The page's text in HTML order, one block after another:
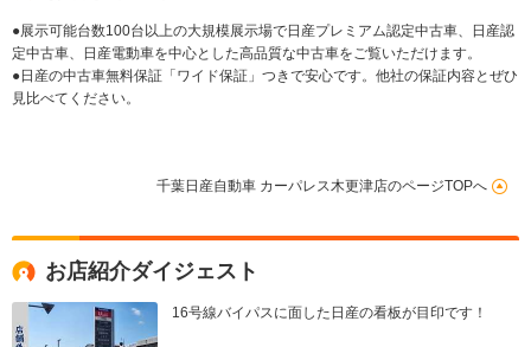
●展示可能台数100台以上の大規模展示場で日産プレミアム認定中古車、日産認
定中古車、日産電動車を中心とした高品質な中古車をご覧いただけます。
●日産の中古車無料保証「ワイド保証」つきで安心です。他社の保証内容とぜひ
見比べてください。
千葉日産自動車 カーパレス木更津店のページTOPへ
お店紹介ダイジェスト
16号線バイパスに面した日産の看板が目印です！